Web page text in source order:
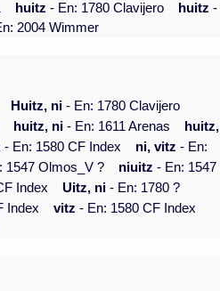
huitz- En: 1780 Clavijero huitz-
2004 Wimmer
Huitz, ni - En: 1780 Clavijero
huitz, ni - En: 1611 Arenas
huitz,
- En: 1580 CF Index ni, vitz - En:
1547 Olmos_V ? niuitz - En: 1547
Index Uitz, ni - En: 1780 ?
Index vitz - En: 1580 CF Index